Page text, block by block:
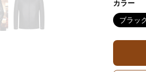
カラー
ブラッ